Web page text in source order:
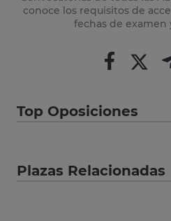
conoce los requisitos de
fechas de examen
Top Oposiciones
Plazas Relacionadas